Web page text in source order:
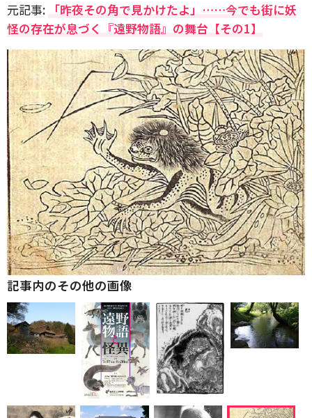
元記事: 「昨夜その角で見かけたよ」……今でも街に妖
怪の存在が息づく『遠野物語』の舞台【その1】
記事内のその他の画像